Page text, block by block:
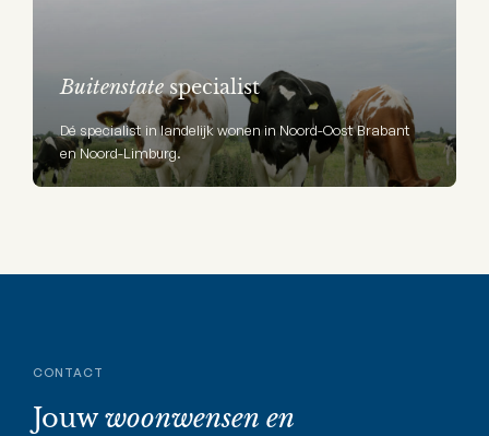
Buitenstatespecialist
Dé specialist in landelijk wonen in Noord-Oost Brabant
en Noord-Limburg.
CONTACT
Jouwwoonwensen en